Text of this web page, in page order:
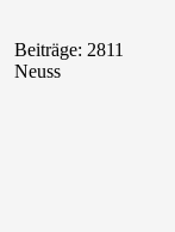
Beiträge: 2811
Neuss